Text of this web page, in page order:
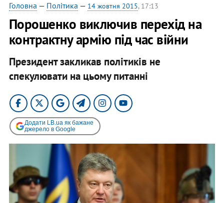
Головна — Політика — 14 жовтня 2015, 17:13
Порошенко виключив перехід на
контрактну армію під час війни
Президент закликав політиків не
спекулювати на цьому питанні
Додати LB.ua як бажане
джерело в Google